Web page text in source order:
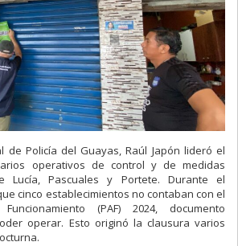
de Policía del Guayas, Raúl Japón lideró el
operativos de control y de medidas
Lucía, Pascuales y Portete. Durante el
cinco establecimientos no contaban con el
(PAF) 2024, documento
operar. Esto originó la clausura varios